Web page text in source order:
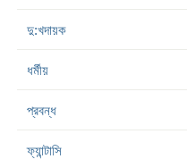
দু:খদায়ক
ধর্মীয়
প্রবন্ধ
ফ্যান্টাসি